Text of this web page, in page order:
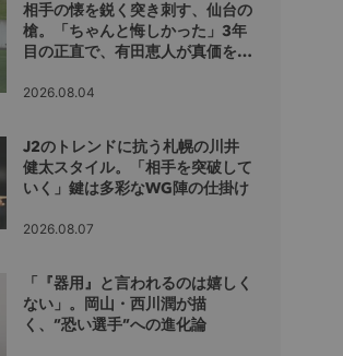
相手の懐を鋭く突き刺す、仙台の
槍。「ちゃんと悔しかった」3年
目の正直で、有田恵人が真価を示
2026.08.04
J2のトレンドに抗う札幌の川井
健太スタイル。「相手を突破して
いく」鍵は多彩なWG陣の仕掛け
2026.08.07
「『器用』と言われるのは嬉しく
ない」。岡山・西川潤が描
く、”恐い選手”への進化論